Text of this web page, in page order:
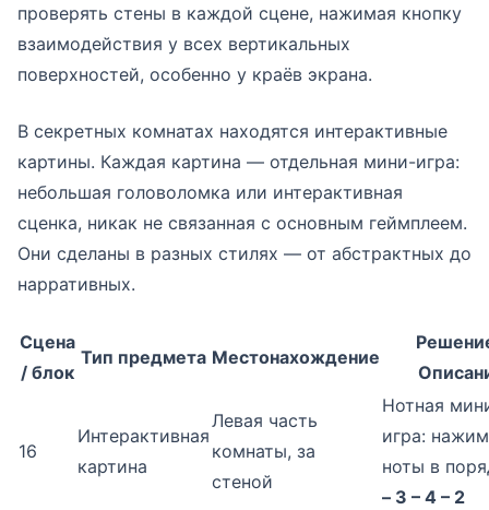
проверять стены в каждой сцене, нажимая кнопку
взаимодействия у всех вертикальных
поверхностей, особенно у краёв экрана.
В секретных комнатах находятся интерактивные
картины. Каждая картина — отдельная мини-игра:
небольшая головоломка или интерактивная
сценка, никак не связанная с основным геймплеем.
Они сделаны в разных стилях — от абстрактных до
нарративных.
Сцена
/ блок
Тип предмета Местонахождение
16
Интерактивная
картина
Левая часть
комнаты, за
стеной
Нотная
игра:
ноты в
– 3 – 4 – 2